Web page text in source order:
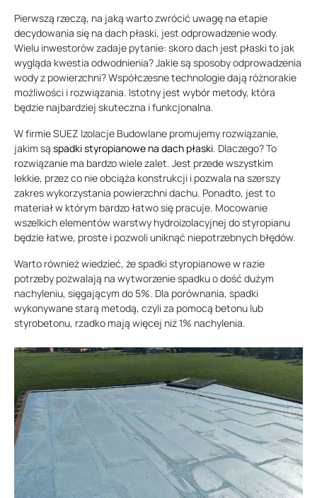
Pierwszą rzeczą, na jaką warto zwrócić uwagę na etapie
decydowania się na dach płaski, jest odprowadzenie wody.
Wielu inwestorów zadaje pytanie: skoro dach jest płaski to jak
wygląda kwestia odwodnienia? Jakie są sposoby odprowadzenia
wody z powierzchni? Współczesne technologie dają różnorakie
możliwości i rozwiązania. Istotny jest wybór metody, która
będzie najbardziej skuteczna i funkcjonalna.
W firmie SUEZ Izolacje Budowlane promujemy rozwiązanie,
jakim są spadki styropianowe na dach płaski. Dlaczego? To
rozwiązanie ma bardzo wiele zalet. Jest przede wszystkim
lekkie, przez co nie obciąża konstrukcji i pozwala na szerszy
zakres wykorzystania powierzchni dachu. Ponadto, jest to
materiał w którym bardzo łatwo się pracuje. Mocowanie
wszelkich elementów warstwy hydroizolacyjnej do styropianu
będzie łatwe, proste i pozwoli uniknąć niepotrzebnych błędów.
Warto również wiedzieć, że spadki styropianowe w razie
potrzeby pozwalają na wytworzenie spadku o dość dużym
nachyleniu, sięgającym do 5%. Dla porównania, spadki
wykonywane starą metodą, czyli za pomocą betonu lub
styrobetonu, rzadko mają więcej niż 1% nachylenia.